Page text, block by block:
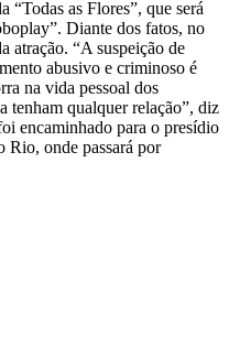
“Todas as Flores”, que será
Diante dos fatos, no
atração. “A suspeição de
abusivo e criminoso é
na vida pessoal dos
tenham qualquer relação”, diz
encaminhado para o presídio
Rio, onde passará por